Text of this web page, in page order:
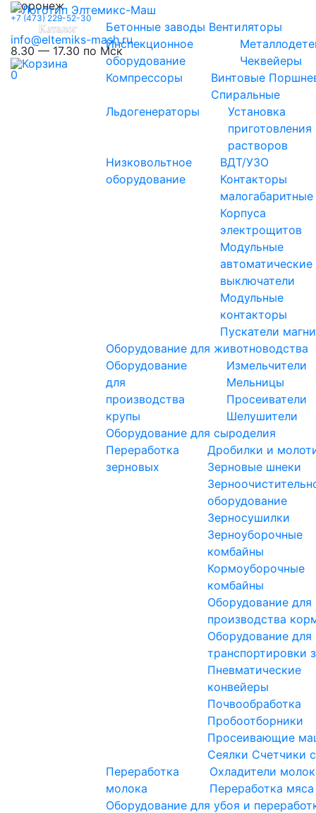
Воронеж
+7 (473) 229-52-30
info@eltemiks-mash.ru
8.30 — 17.30 по Мск
0
Каталог Бетонные заводы Вентиляторы
Инспекционное
оборудование
Чеквейеры
Компрессоры
Винтовые
Спиральные
Льдогенераторы
Установка
приготовления
растворов
Низковольтное
оборудование
ВДТ/УЗО
Контакторы
малогабаритные
Корпуса
электрощитов
Модульные
автоматические
выключатели
Модульные
контакторы
Пускатели
Оборудование для животноводства
Оборудование
для
производства
крупы
Измельчители
Мельницы
Просеиватели
Шелушители
Оборудование для сыроделия
Переработка
зерновых
Дробилки и
Зерновые шнеки
оборудование
Зерносушилки
Зерноуборочные
комбайны
Кормоуборочные
комбайны
Оборудование для
производства
Оборудование для
транспортировки
Пневматические
конвейеры
Почвообработка
Пробоотборники
Просеивающие
Сеялки Счетчики
Переработка
молока
Охладители
Переработка мяса
Оборудование для убоя и